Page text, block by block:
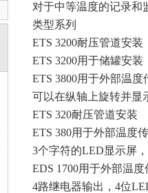
对于中等温度的记录和
类型系列
ETS 3200耐压管道安装
ETS 3200用于储罐安装
ETS 3800用于外部温度
可以在纵轴上旋转并显
ETS 320耐压管道安装
ETS 380用于外部温度
3个字符的LED显示屏
EDS 1700用于外部温度
4路继电器输出，4位